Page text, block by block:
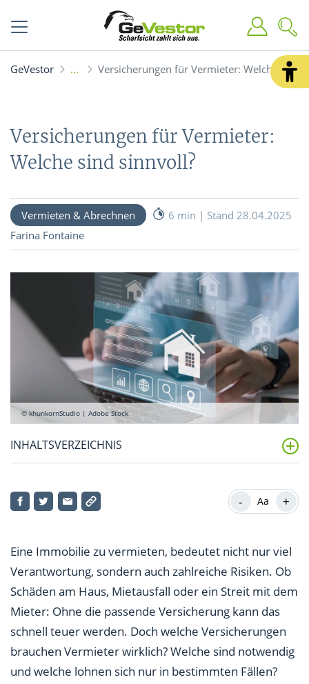
GeVestor Versicherungen für Vermieter: Welche sind
Versicherungen für Vermieter:
Welche sind sinnvoll?
Vermieten & Abrechnen
6 min | Stand 28.04.2025
Farina Fontaine
© khunkornStudio | Adobe Stock
INHALTSVERZEICHNIS
wichtig?
haben
Welche Versicherungen für Vermieter sind optional?
Versicherungen für Vermieter: Kosten-Nutzen-
Vergleich auf einen Blick
Sind Vermieter verpflichtet, bestimmte
Versicherungen abzuschließen?
- Aa +
Eine Immobilie zu vermieten, bedeutet nicht nur viel
Verantwortung, sondern auch zahlreiche Risiken. Ob
Schäden am Haus, Mietausfall oder ein Streit mit dem
Mieter: Ohne die passende Versicherung kann das
schnell teuer werden. Doch welche Versicherungen
brauchen Vermieter wirklich? Welche sind notwendig
und welche lohnen sich nur in bestimmten Fällen?